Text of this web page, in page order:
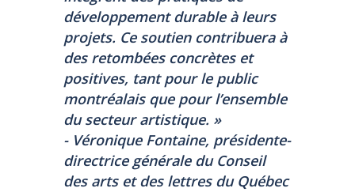
développement durable à leurs
projets. Ce soutien contribuera à
des retombées concrètes et
positives, tant pour le public
montréalais que pour l’ensemble
du secteur artistique. »
- Véronique Fontaine, présidente-
directrice générale du Conseil
des arts et des lettres du Québec